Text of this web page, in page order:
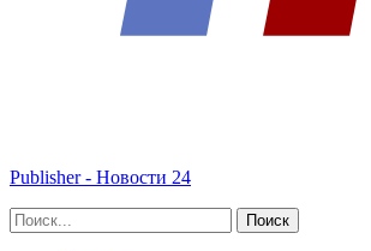
Publisher - Новости 24